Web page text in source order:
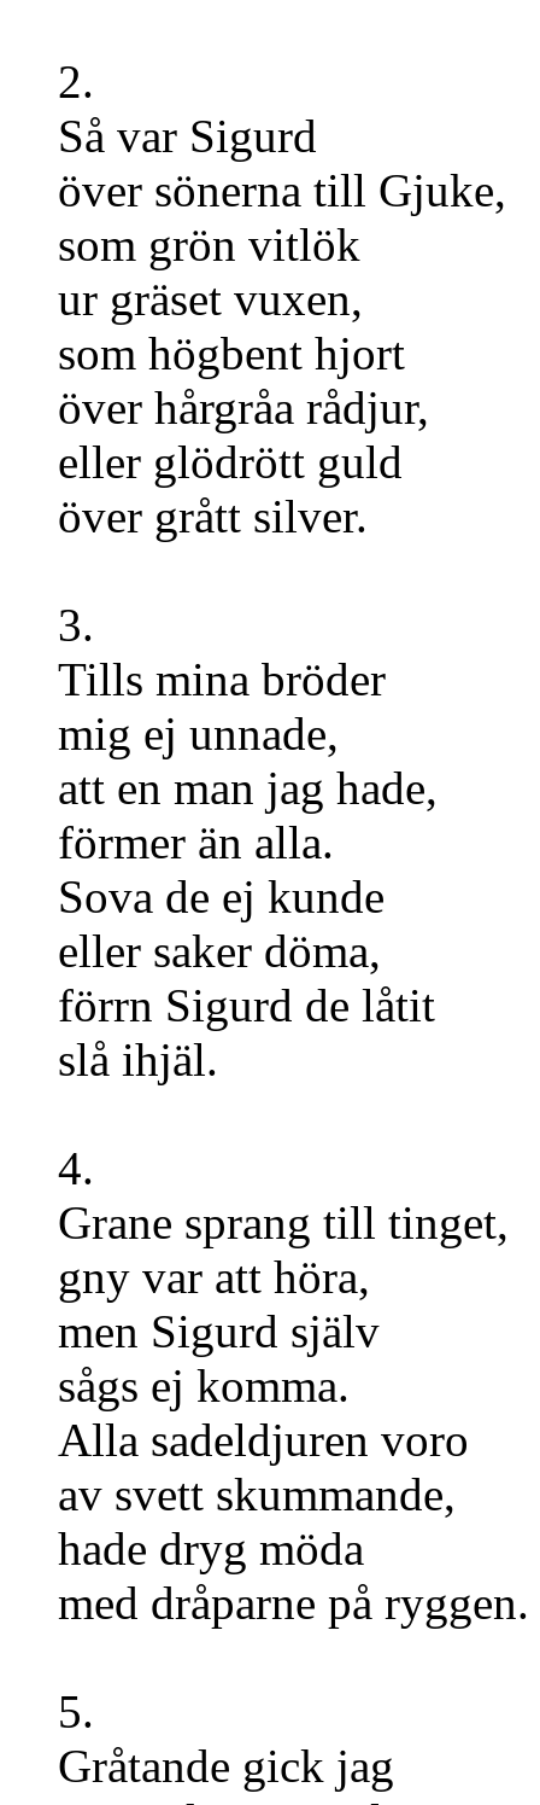
2.
Så var Sigurd
över sönerna till Gjuke,
som grön vitlök
ur gräset vuxen,
som högbent hjort
över hårgråa rådjur,
eller glödrött guld
över grått silver.
3.
Tills mina bröder
mig ej unnade,
att en man jag hade,
förmer än alla.
Sova de ej kunde
eller saker döma,
förrn Sigurd de låtit
slå ihjäl.
4.
Grane sprang till tinget,
gny var att höra,
men Sigurd själv
sågs ej komma.
Alla sadeldjuren voro
av svett skummande,
hade dryg möda
med dråparne på ryggen.
5.
Gråtande gick jag